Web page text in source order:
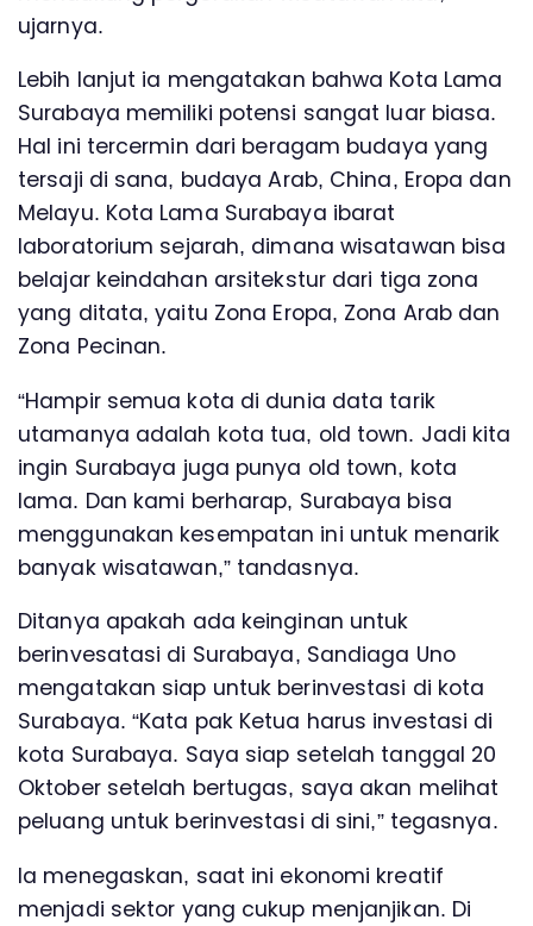
ujarnya.
Lebih lanjut ia mengatakan bahwa Kota Lama
Surabaya memiliki potensi sangat luar biasa.
Hal ini tercermin dari beragam budaya yang
tersaji di sana, budaya Arab, China, Eropa dan
Melayu. Kota Lama Surabaya ibarat
laboratorium sejarah, dimana wisatawan bisa
belajar keindahan arsitekstur dari tiga zona
yang ditata, yaitu Zona Eropa, Zona Arab dan
Zona Pecinan.
“Hampir semua kota di dunia data tarik
utamanya adalah kota tua, old town. Jadi kita
ingin Surabaya juga punya old town, kota
lama. Dan kami berharap, Surabaya bisa
menggunakan kesempatan ini untuk menarik
banyak wisatawan,” tandasnya.
Ditanya apakah ada keinginan untuk
berinvesatasi di Surabaya, Sandiaga Uno
mengatakan siap untuk berinvestasi di kota
Surabaya. “Kata pak Ketua harus investasi di
kota Surabaya. Saya siap setelah tanggal 20
Oktober setelah bertugas, saya akan melihat
peluang untuk berinvestasi di sini,” tegasnya.
Ia menegaskan, saat ini ekonomi kreatif
menjadi sektor yang cukup menjanjikan. Di